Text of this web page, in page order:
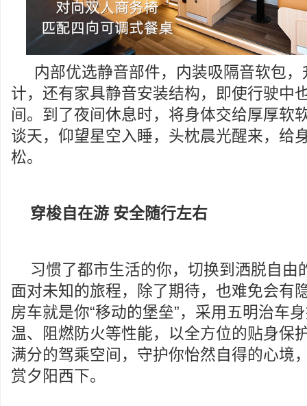
内部优选静音部件，内装吸隔音软包
计，还有家具静音安装结构，即使行驶中
间。到了夜间休息时，将身体交给厚厚软
谈天，仰望星空入睡，头枕晨光醒来，给
松。
穿梭自在游 安全随行左右
习惯了都市生活的你，切换到洒脱自由
面对未知的旅程，除了期待，也难免会有
房车就是你“移动的堡垒”，采用五明治车
温、阻燃防火等性能，以全方位的贴身保
满分的驾乘空间，守护你怡然自得的心境
赏夕阳西下。